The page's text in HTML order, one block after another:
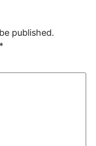
published.
*